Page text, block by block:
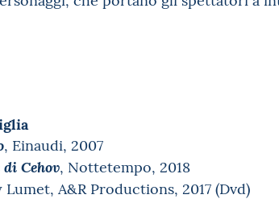
, Einaudi, 2007
Cehov, Nottetempo, 2018
A&R Productions, 2017 (Dvd)